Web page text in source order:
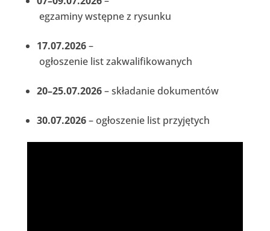
egzaminy wstępne z rysunku
17.07.2026–
ogłoszenie list zakwalifikowanych
20–25.07.2026– składanie dokumentów
30.07.2026– ogłoszenie list przyjętych